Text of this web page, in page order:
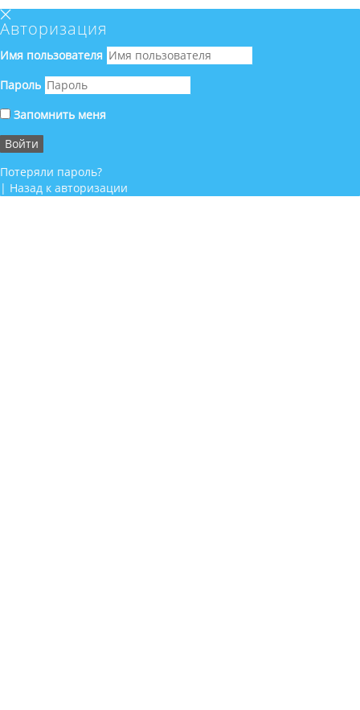
Авторизация
Имя пользователя
Пароль
Запомнить меня
Потеряли пароль?
| Назад к авторизации